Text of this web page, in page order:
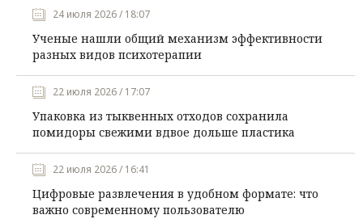
24 июля 2026 / 18:07
Ученые нашли общий механизм эффективности
разных видов психотерапии
22 июля 2026 / 17:07
Упаковка из тыквенных отходов сохранила
помидоры свежими вдвое дольше пластика
22 июля 2026 / 16:41
Цифровые развлечения в удобном формате: что
важно современному пользователю